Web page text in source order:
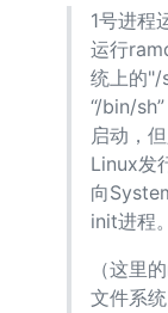
1号进程
运行
统上的"/
“/bin/
启动，
Linux发
向
init进程。
（这里
文件系